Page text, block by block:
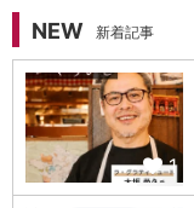
NEW 新着記事
1